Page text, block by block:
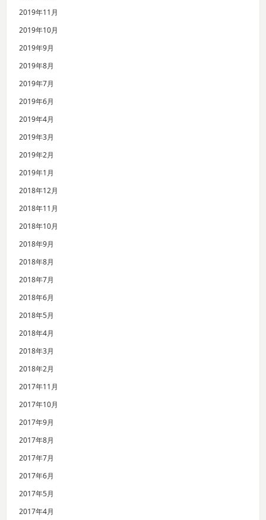
2019年11月
2019年10月
2019年9月
2019年8月
2019年7月
2019年6月
2019年4月
2019年3月
2019年2月
2019年1月
2018年12月
2018年11月
2018年10月
2018年9月
2018年8月
2018年7月
2018年6月
2018年5月
2018年4月
2018年3月
2018年2月
2017年11月
2017年10月
2017年9月
2017年8月
2017年7月
2017年6月
2017年5月
2017年4月